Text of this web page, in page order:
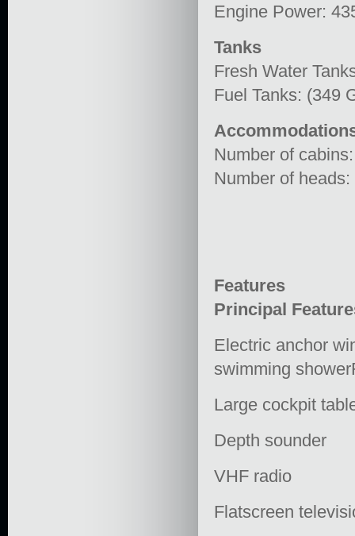
Engine Power:
Tanks
Fresh Water
Fuel Tanks: (349
Number of
Number of heads:
Features
Principal
Electric anchor
swimming
Large cockpit
Depth sounder
VHF radio
Flatscreen